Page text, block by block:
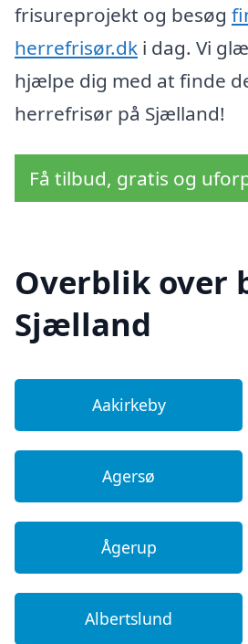
frisureprojekt og besøg
herrefrisør.dk i dag. Vi
hjælpe dig med at finde
herrefrisør på Sjælland!
Få tilbud, gratis og
Overblik over
Sjælland
Aakirkeby
Agersø
Ågerup
Albertslund